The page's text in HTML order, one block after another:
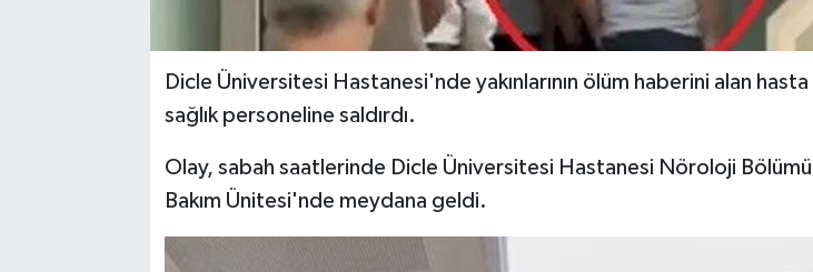
Dicle Üniversitesi Hastanesi'nde yakınlarının ölüm haberini alan hasta
sağlık personeline saldırdı.
Olay, sabah saatlerinde Dicle Üniversitesi Hastanesi Nöroloji
Bakım Ünitesi'nde meydana geldi.